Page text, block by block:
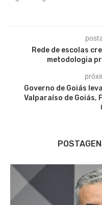
Rede de escolas
metodologia
Governo de Goiás
Valparaíso de Goiás,